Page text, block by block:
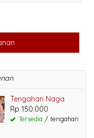
Tengahan Naga
Rp 150.000
Tersedia / tengahan